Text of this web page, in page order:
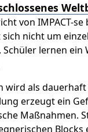
von IMPACT-
nicht um
Schüler lernen
wird als
erzeugt ein
Maßnahmen.
Blocks